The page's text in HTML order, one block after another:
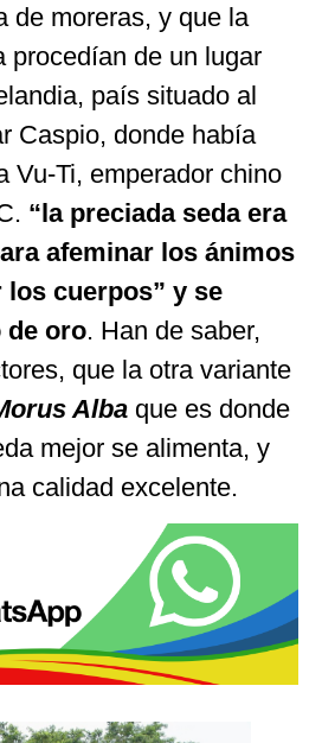
de moreras, y que la
procedían de un lugar
país situado al
Caspio, donde había
Vu-Ti, emperador chino
“la preciada seda era
afeminar los ánimos
cuerpos” y se
de oro. Han de saber,
que la otra variante
Alba que es donde
mejor se alimenta, y
calidad excelente.